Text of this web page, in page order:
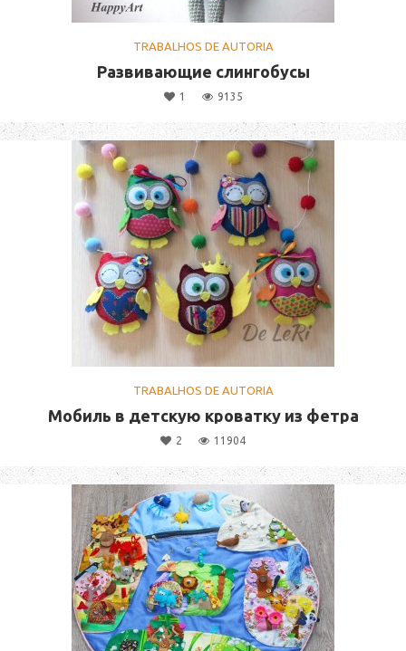
TRABALHOS DE AUTORIA
Развивающие слингобусы
1 9135
TRABALHOS DE AUTORIA
Мобиль в детскую кроватку из фетра
2 11904